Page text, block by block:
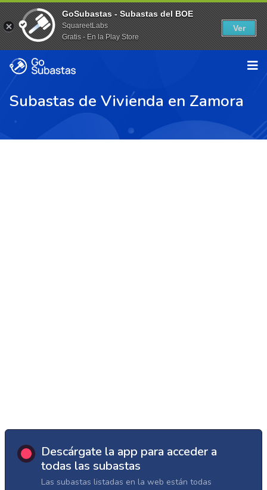
Subastas de Vivienda en Zamora
Descárgate la app para acceder a
todas las subastas
Las subastas listadas en la web están todas
GoSubastas - Subastas del BOE
SquareetLabs
Gratis - En la Play Store
Ver